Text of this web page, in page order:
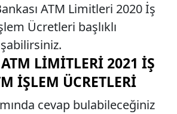
ATM Limitleri 2020 İş
Ücretleri başlıklı
LIMITLERI 2021 İŞ
İŞLEM ÜCRETLERI
cevap bulabileceğiniz